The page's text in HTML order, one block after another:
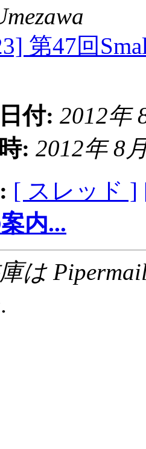
第47回
付: 2012年
: 2012年 8
[ スレッド ]
内...
は